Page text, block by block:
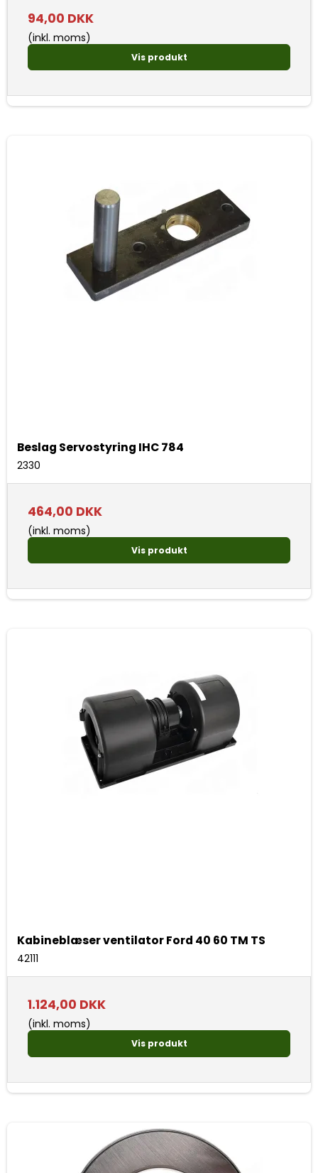
94,00 DKK
(inkl. moms)
Vis produkt
Beslag Servostyring IHC 784
2330
464,00 DKK
(inkl. moms)
Vis produkt
Kabineblæser ventilator Ford 40 60 TM TS
42111
1.124,00 DKK
(inkl. moms)
Vis produkt